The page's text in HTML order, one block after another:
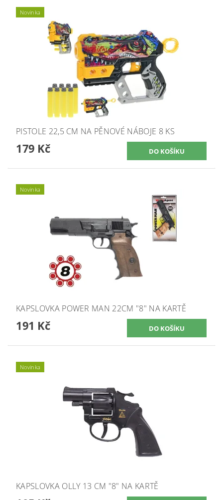
Novinka
PISTOLE 22,5 CM NA PĚNOVÉ NÁBOJE 8 KS
179 Kč
Novinka
KAPSLOVKA POWER MAN 22CM "8" NA KARTĚ
191 Kč
Novinka
KAPSLOVKA OLLY 13 CM "8" NA KARTĚ